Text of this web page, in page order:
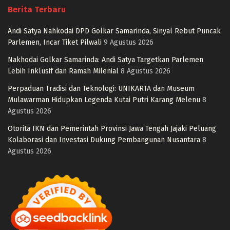
Berita Terbaru
Andi Satya Nahkodai DPD Golkar Samarinda, Sinyal Rebut Puncak
Parlemen, Incar Tiket Pilwali 9 Agustus 2026
Nakhodai Golkar Samarinda: Andi Satya Targetkan Parlemen
Lebih Inklusif dan Ramah Milenial 8 Agustus 2026
Perpaduan Tradisi dan Teknologi: UNIKARTA dan Museum
Mulawarman Hidupkan Legenda Kutai Putri Karang Melenu 8
Agustus 2026
Otorita IKN dan Pemerintah Provinsi Jawa Tengah Jajaki Peluang
Kolaborasi dan Investasi Dukung Pembangunan Nusantara 8
Agustus 2026